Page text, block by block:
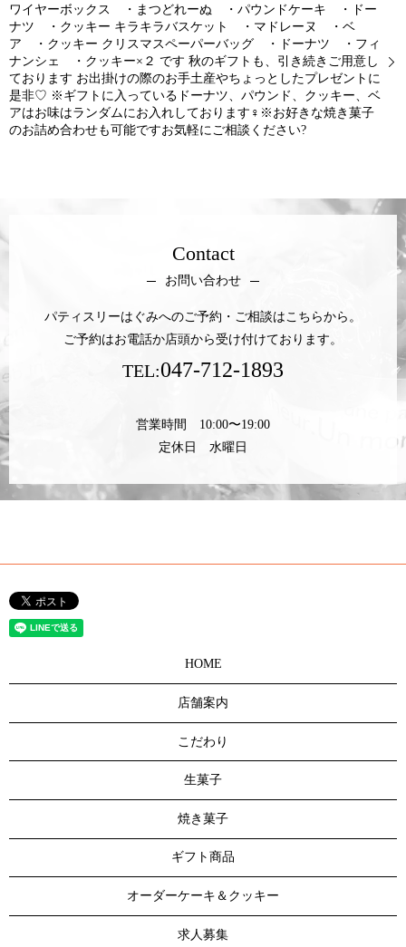
ワイヤーボックス ・まつどれーぬ ・パウンドケーキ ・ドー
ナツ ・クッキー キラキラバスケット ・マドレーヌ ・ベ
ア ・クッキー クリスマスペーパーバッグ ・ドーナツ ・フィ
ナンシェ ・クッキー×２ です️ 秋のギフトも、引き続きご用意し
ております お出掛けの際のお手土産やちょっとしたプレゼントに
是非♡ ※ギフトに入っているドーナツ、パウンド、クッキー、ベ
アはお味はランダムにお入れしております‍♀️※お好きな焼き菓子
のお詰め合わせも可能ですお気軽にご相談ください?
Contact
お問い合わせ
パティスリーはぐみへのご予約・ご相談はこちらから。
ご予約はお電話か店頭から受け付けております。
TEL:047-712-1893
営業時間 10:00〜19:00
定休日 水曜日
HOME
店舗案内
こだわり
生菓子
焼き菓子
ギフト商品
オーダーケーキ＆クッキー
求人募集